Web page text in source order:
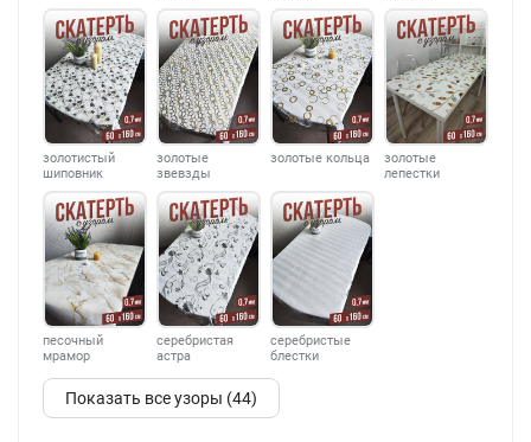
золотистый
шиповник
золотые
звевзды
золотые кольца
золотые
лепестки
песочный
мрамор
серебристая
астра
серебристые
блестки
Показать все узоры (44)